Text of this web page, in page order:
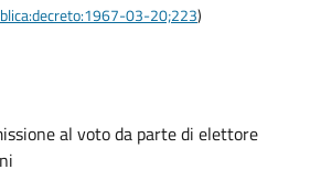
03-20;223)
al voto da parte di elettore